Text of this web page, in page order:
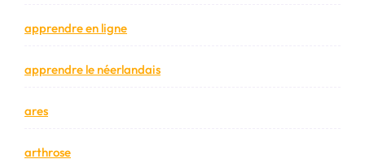
apprendre en ligne
apprendre le néerlandais
ares
arthrose